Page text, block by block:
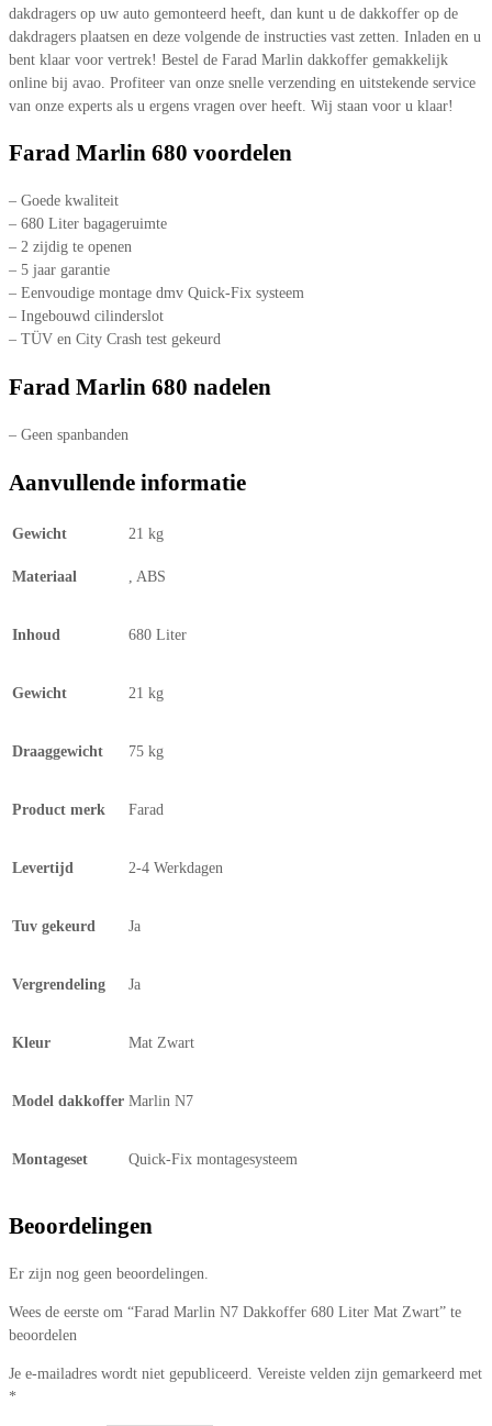
dakdragers op uw auto gemonteerd heeft, dan kunt u de dakkoffer op de
dakdragers plaatsen en deze volgende de instructies vast zetten. Inladen en u
bent klaar voor vertrek! Bestel de Farad Marlin dakkoffer gemakkelijk
online bij avao. Profiteer van onze snelle verzending en uitstekende service
van onze experts als u ergens vragen over heeft. Wij staan voor u klaar!
Farad Marlin 680 voordelen
– Goede kwaliteit
– 680 Liter bagageruimte
– 2 zijdig te openen
– 5 jaar garantie
– Eenvoudige montage dmv Quick-Fix systeem
– Ingebouwd cilinderslot
– TÜV en City Crash test gekeurd
Farad Marlin 680 nadelen
– Geen spanbanden
Aanvullende informatie
Gewicht 21 kg
Materiaal , ABS
Inhoud 680 Liter
Gewicht 21 kg
Draaggewicht 75 kg
Product merk Farad
Levertijd 2-4 Werkdagen
Tuv gekeurd Ja
Vergrendeling Ja
Kleur Mat Zwart
Model dakkoffer Marlin N7
Montageset Quick-Fix montagesysteem
Beoordelingen
Er zijn nog geen beoordelingen.
Wees de eerste om “Farad Marlin N7 Dakkoffer 680 Liter Mat Zwart” te
beoordelen
Je e-mailadres wordt niet gepubliceerd. Vereiste velden zijn gemarkeerd met
*